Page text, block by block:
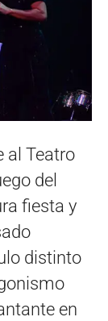
al Teatro
del
fiesta y
distinto
en